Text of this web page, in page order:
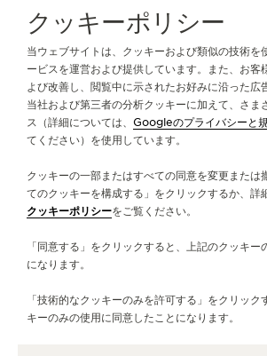
全コレクションのラインナップ
コレクタブルズ カプセル第2弾
ニュースレターに登録
ジャガー・ルクルトについて
サービス
お問い合わせ
クッキーポリシー
当ウェブサイトは、クッキーおよび類似の技術を
ービスを運営および提供しています。また、お客
よび改善し、閲覧中に示されたお好みに沿った広
当社および第三者の分析クッキーに加えて、さ
ス（詳細については、 Googleのプライバシーと
てください）を使用しています。
クッキーの一部またはすべての同意を変更または
てのクッキーを構成する」をクリックするか、詳
クッキーポリシーをご覧ください。
「同意する」をクリックすると、上記のクッキー
になります。
「技術的なクッキーのみを許可する」をクリック
キーのみの使用に同意したことになります。